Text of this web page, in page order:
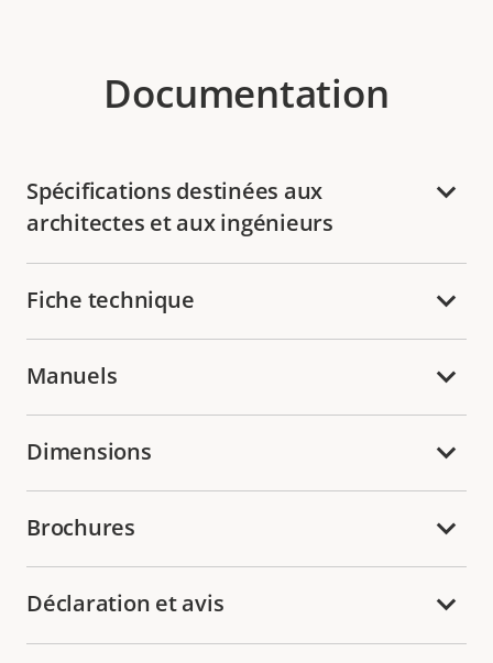
Documentation
Spécifications destinées aux
architectes et aux ingénieurs
Fiche technique
Manuels
Dimensions
Brochures
Déclaration et avis